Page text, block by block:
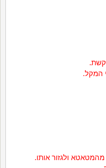
קשת.
המקל.
ולגזור אותו.